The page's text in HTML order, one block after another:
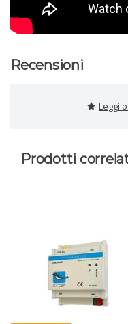
Recensioni
Leggi
Prodotti